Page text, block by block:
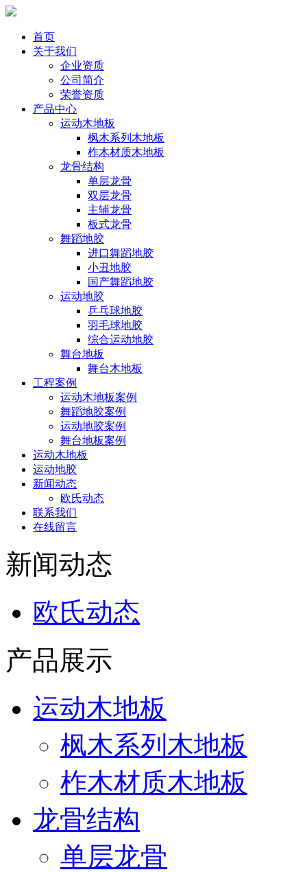
首页
关于我们
企业资质
公司简介
荣誉资质
产品中心
运动木地板
枫木系列木地板
柞木材质木地板
龙骨结构
单层龙骨
双层龙骨
主辅龙骨
板式龙骨
舞蹈地胶
进口舞蹈地胶
小丑地胶
国产舞蹈地胶
运动地胶
乒乓球地胶
羽毛球地胶
综合运动地胶
舞台地板
舞台木地板
工程案例
运动木地板案例
舞蹈地胶案例
运动地胶案例
舞台地板案例
运动木地板
运动地胶
新闻动态
欧氏动态
联系我们
在线留言
新闻动态
欧氏动态
产品展示
运动木地板
枫木系列木地板
柞木材质木地板
龙骨结构
单层龙骨